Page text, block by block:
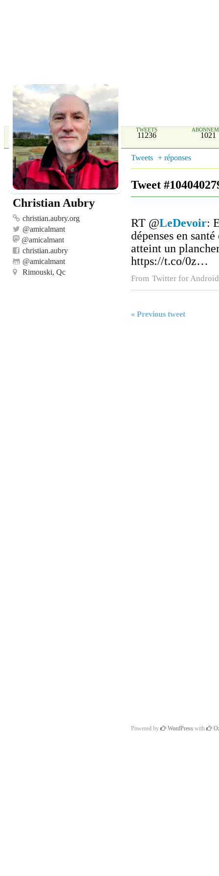
TWEETS
11236 1021
Christian Aubry
christian.aubry.org
@amicalmant
@amicalmant
christian.aubry
@amicalmant
Rimouski, Qc
Tweets + réponses
Tweet
RT @LeDevoir:
dépenses en
atteint un
https://t.co/0z…
From Twitter for Android
« Previous tweet
Powered by WordPress with